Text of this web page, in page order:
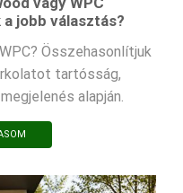
jobb választás?
Összehasonlítjuk
tartósság,
alapján.